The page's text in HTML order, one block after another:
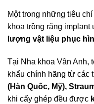
Một trong những tiêu
khoa trồng răng
lượng vật liệu phục
Tại Nha khoa Vân Anh,
khẩu chính hãng từ
(Hàn Quốc, Mỹ),
khi cấy ghép đều được